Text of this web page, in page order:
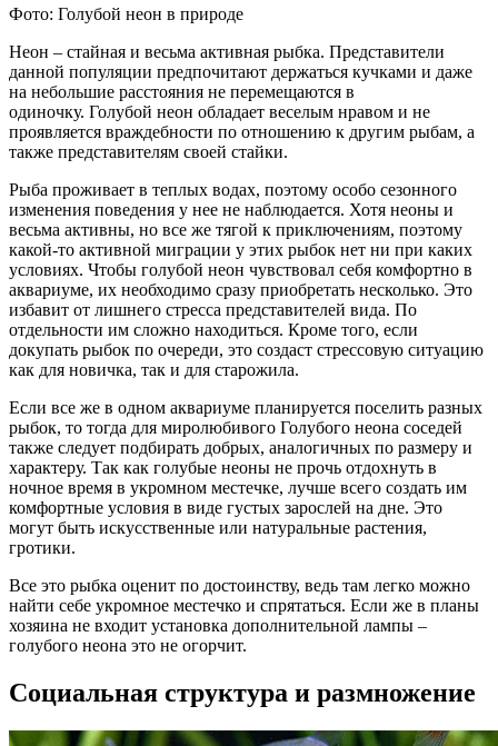
Фото: Голубой неон в природе
Неон – стайная и весьма активная рыбка. Представители
данной популяции предпочитают держаться кучками и даже
на небольшие расстояния не перемещаются в
одиночку. Голубой неон обладает веселым нравом и не
проявляется враждебности по отношению к другим рыбам, а
также представителям своей стайки.
Рыба проживает в теплых водах, поэтому особо сезонного
изменения поведения у нее не наблюдается. Хотя неоны и
весьма активны, но все же тягой к приключениям, поэтому
какой-то активной миграции у этих рыбок нет ни при каких
условиях. Чтобы голубой неон чувствовал себя комфортно в
аквариуме, их необходимо сразу приобретать несколько. Это
избавит от лишнего стресса представителей вида. По
отдельности им сложно находиться. Кроме того, если
докупать рыбок по очереди, это создаст стрессовую ситуацию
как для новичка, так и для старожила.
Если все же в одном аквариуме планируется поселить разных
рыбок, то тогда для миролюбивого Голубого неона соседей
также следует подбирать добрых, аналогичных по размеру и
характеру. Так как голубые неоны не прочь отдохнуть в
ночное время в укромном местечке, лучше всего создать им
комфортные условия в виде густых зарослей на дне. Это
могут быть искусственные или натуральные растения,
гротики.
Все это рыбка оценит по достоинству, ведь там легко можно
найти себе укромное местечко и спрятаться. Если же в планы
хозяина не входит установка дополнительной лампы –
голубого неона это не огорчит.
Социальная структура и размножение